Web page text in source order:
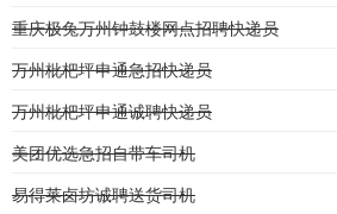
重庆极兔万州钟鼓楼网点招聘快递员
万州枇杷坪申通急招快递员
万州枇杷坪申通诚聘快递员
美团优选急招自带车司机
易得莱卤坊诚聘送货司机